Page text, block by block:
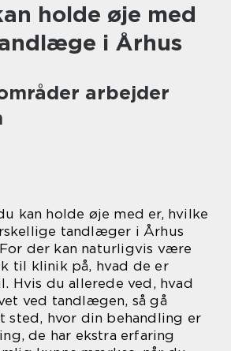
holde øje med
i Århus
arbejder
kan holde øje med er, hvilke
tandlæger i Århus
der kan naturligvis være
til klinik på, hvad de er
Hvis du allerede ved, hvad
ved tandlægen, så gå
sted, hvor din behandling er
de har ekstra erfaring